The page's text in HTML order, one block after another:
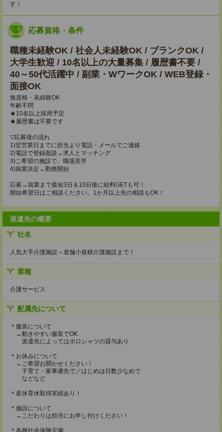
す！
応募資格・条件
職種未経験OK / 社会人未経験OK / ブランクOK /
大学生歓迎 / 10名以上の大量募集 / 履歴書不要 /
40～50代活躍中 / 副業・WワークOK / WEB登録・
面接OK
無資格・未経験OK
年齢不問
★10名以上採用予定
★履歴書は不要です
▽応募後の流れ
1)翌営業日までに担当より電話・メールでご連絡
2)電話で登録面談→求人とマッチング
3)ご希望の施設で、職場見学
4)就業決定→勤務開始
応募→就業まで最短3日＆10日後に給料GETも可！
開始希望日はご相談ください。1か月以上先の相談もOK！
派遣先の概要
社名
人気大手介護施設～老舗小規模介護施設まで！
業種
介護サービス
配属先について
＊服装について
→動きやすい服装でOK
派遣先によってはポロシャツの貸与あり
＊お休みについて
→ご希望お聞かせください！
子育て・家事優先で／はじめは日数少なめで
などなど
＊産休育休取得実績あり！
＊施設について
→こだわりは担当にお申し付けください！
＊各種社会保険完備